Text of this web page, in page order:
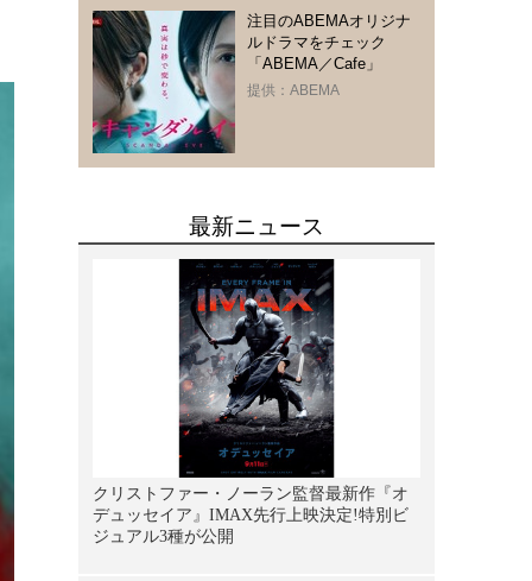
注目のABEMAオリジナ
ルドラマをチェック
「ABEMA／Cafe」
提供：ABEMA